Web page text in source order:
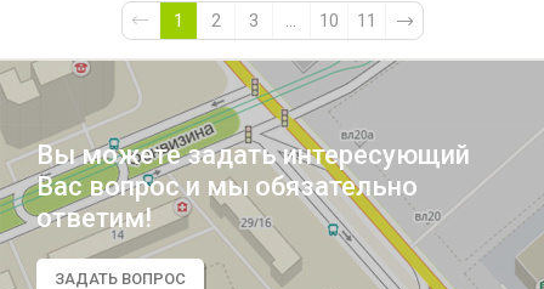
1 2 3 10 11
Вы можете задать интересующий
Вас вопрос и мы обязательно
ответим!
ЗАДАТЬ ВОПРОС